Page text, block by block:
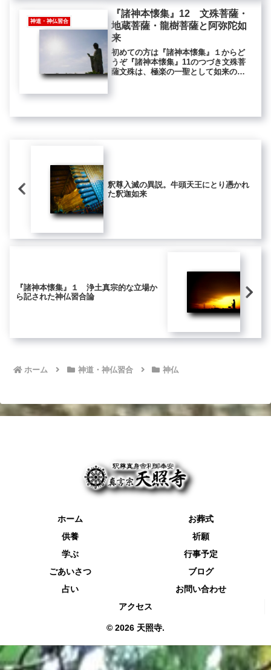
神道・神仏習合
『諸神本懐集』12 文殊菩薩・
地蔵菩薩・龍樹菩薩と阿弥陀如
来
初めての方は『諸神本懐集』１からど
うぞ『諸神本懐集』11のつづき文殊菩
薩文殊は、極楽の一聖として如来の化
に...
釈尊入滅の異説。牛頭天王にとり憑かれ
た釈迦如来
『諸神本懐集』１ 浄土真宗的な立場か
ら記された神仏習合論
ホーム 神道・神仏習合 神仏
ホーム
お葬式
供養
祈願
学ぶ
行事予定
ごあいさつ
ブログ
占い
お問い合わせ
アクセス
© 2026 天照寺.